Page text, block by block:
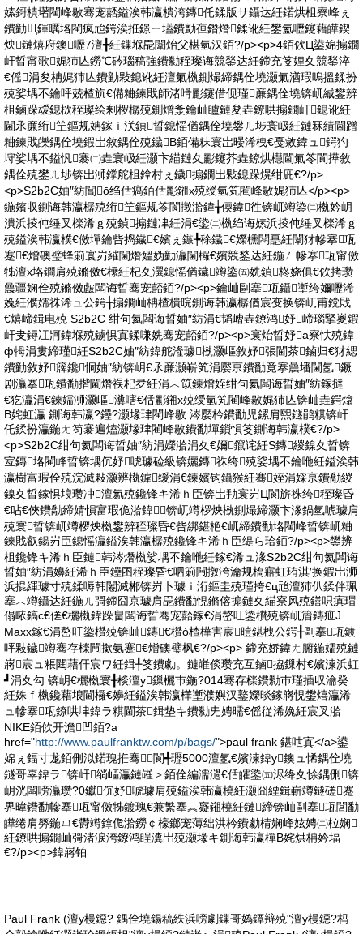
嫊鎶樻墸閵峰敭骞宠嚭鎰涘韩瀛樻洿鏄仛鍒版サ鑷达紝鍩烘柤寮峰ぇ
鐨勭Щ鍕曞垎閵疯兘鍔涘拰鐛ㄧ壒鐨勯亱鐕熸鍒讹紝鐢氳嚦鑳藉皣鍥
炴鏈熺府鐭嚦7澶╋紝鏁堢巼闈炲父椹氫汉銆?/p><p>4銆佽Ц鍙婂搧鐗
屽晢甯歌娓犻亾鐒℃硶瑙稿強鐨勬秷璨诲競鍫达紝鍗充笅娌夊競鍫淬
€傜涓夋柟娓犻亾鐨勭敤鎴讹紝澶氭槸鍘熶締鍝佺墝灏氭湭瑕嗚搵鍒扮
殑娑堣不鑰呯兢楂斻€備粬鍊戝師渚嗗彲鑳借伣瑾亷鍝佺墝锛屼絾鐢辨
柤鏀跺叆鎴栨秷璨绘剰椤樼殑鍘熷洜鑰屾矑鏈夋垚鐐哄搧鐗屽鎴讹紝
閫氶亷绗笁鏂规姌鎵ｉ浂鍞晢鎴愮偤鍝佺墝鐢ㄦ埗寰岋紝鏈冧績閫蹭
粬鍊戝皪鍝佺墝鍜岀敘鍝佺殑鐬В銆備粖寰岀暥浠栧€戞敹鍏ュ鍔犳
垨娑堣不鎰忛褰㈡垚寰岋紝灏卞緢鏈夊彲鑳芥垚鐐烘櫘閫氭笭閬撶敘
鍝佺殑鐢ㄦ埗锛岀浉鐣舵柤鎿村ぇ鐬搧鐗岀敤鎴跺熀绀庛€?/p>
<p>S2b2C妯″紡閶ō绉佸瘑銆佸彲鎺х殑绶氫笂閵峰敭娓犻亾</p><p>
鍦嬪収鍘诲韩瀛樼殑绗笁鏂规笭閬撴湁鍏╁偄鍏徃锛屼竴鍌㈡槸妗岄
潰浜掕伅缍叉檪浠ｇ殑鍞搧鏈冿紝涓€鍌㈡槸绉诲嫊浜掕伅缍叉檪浠ｇ
殑鎰涘韩瀛樸€傚墠鑰呰捣鐬€嬪ぇ鏃╄稌鐬€嬫櫄闆嗭紝闈犲幓搴瓨
蹇€熷礇璧蜂箣寰岃繀閫熸媼妫勭灜閫欏€嬪競鍫达紝鍦ㄥ幓搴瓨甯傚
牬澶х垎鐧肩殑鏅傚€欙紝杞夊瀷鎴愮偤鐬竴鍌㈤姺鍞柊娆俱€佽拷瓒
曟疆娴佺殑鏅傚皻闆诲晢骞宠嚭銆?/p><p>鑰屾剾搴瓨鑷壍绔嬭嚦浠
婏紝濮嬬祩浠ュ公鍔╁搧鐗屾柟楂樻晥鍘诲韩瀛樼偤宸变换锛屼甫鎲戝
€熺崹鍓电殑 S2b2C 绀句氦闆诲晢妯″紡涓€韬嶆垚鐐鸿妤崹瑙掔嵏鍜
屽叏鐞冮牁鍏堢殑鐪惧寘鍒嗛姺骞宠嚭銆?/p><p>寰炲晢妤ā寮忕殑鍏
ф牳涓婁締瑾紝S2b2C妯″紡鍏舵湰璩槸灏嶇敘妤張閫茶鏀归€犲緦
鐨勭敘妤簰鑱恫妯″紡锛岄€氶亷灏嶄笂涓嬮亰鐨勫竟搴曟墦閫氬鐝
剧灜搴瓨鐨勫揩閫熸祦杞夛紝涓︿笖鍊熷姪绀句氦闆诲晢妯″紡鎵撻
€犵灜涓€鍊嬬浉灏嶇瀵嗐€佸彲鎺х殑绶氫笂閵峰敭娓犻亾锛屾垚鍔熻
В姹虹灜 鍘诲韩瀛?鑸?灏堟珒閵峰敭 涔嬮枔鐨勫児鏍肩煕鐩鹃粸锛屽
仛鍒扮灜鍦ㄤ笉褰遍熆灏堟珒閵峰敭鐨勫墠鎻愪笅鍘诲韩瀛樸€?/p>
<p>S2b2C绀句氦闆诲晢妯″紡涓嬫湁涓夊€嬭鑹诧紝S鏄緵鎳夊晢锛
宐鏄垎閵峰晢锛堣伔妤唬璩硷級锛孋鏄祩绔殑娑堣不鑰咃紝鎰涘韩
瀛樹富瑕佺殑浣滅敤灏辨槸鎼缓涓€鍊嬪钩鑷猴紝骞姪涓婇亰鐨勪緵
鎳夊晢鎵惧埌瓒冲澶氱殑鑱锋キ浠ｈ臣锛岀劧寰岃Ц閬旂祩绔秷璨昏
€呫€俠鐨勪締婧愪富瑕佹湁鍏╅锛屼竴椤炴槸鍘熶締灏卞湪鍋氫唬璩肩
殑寰晢锛屼竴椤炴槸鐢辨秷璨昏€呰綁鍖栬€屼締鐨勫垎閵峰晢锛屼粬
鍊戝叡鍚岃臣鎴愮灜鎰涘韩瀛樼殑鑱锋キ浠ｈ臣缇ら珨銆?/p><p>鐢辨
柤鑱锋キ浠ｈ臣鏈韩涔熸槸娑堣不鑰咃紝鎵€浠ュ湪S2b2C绀句氦闆诲
晢妯″紡涓嬶紝浠ｈ臣鑸囨秷璨昏€呬箣闁撴洿瀹规槗寤虹珛淇′换鍜岀浉
浜掍緷璩寸殑鍒嗕韩闂滅郴锛岃卜璩ｉ洐鏂圭殑瑾挎€ц兘澶犻仈鍒伴珮
搴︿竴鑷达紝鍦ㄦ彁鍗囧京璩肩巼鐨勫悓鏅傛搧鏈夊緢寮风殑鐥呮瘨瑁
傝畩鎬с€傞€欐槸鍏跺畠闆诲晢骞宠嚭鎵€涓嶅叿鍌欑殑锛屼篃鏄疶J
Maxx鎵€涓嶅叿鍌欑殑锛屾鏄€欑ó楂樺害宸暟鍖栧公鍔╂剾搴瓨鍍
呯敤鐬竴骞存檪闁撳氨蹇€熷礇璧枫€?/p><p> 鍗充娇鍏ㄤ腑鍦嬬殑鏈
嶈宸ュ粻閮藉仠宸ワ紝鍓╀笅鐨勮。鏈嶉倓瓒充互鏀拹鏁村€嬪湅浜虹
┛涓夊勾 锛岄€欐槸寰╂棪澶у鏁欐巿鍦?014骞存檪鐨勬巿瑾插収瀹癸
紝姝ｆ槸鑱藉埌閫欏€嬶紝鎰涘韩瀛樺壍濮嬩汉鐜嬫晱鎵嶈悓鐢熺灜浠
ュ幓搴瓨鐐哄垏鍏ラ粸閫茶鍓垫キ鐨勬兂娉曘€傜従浠婏紝宸叉湁
NIKE銆佽开澹凹銆?a
href="http://www.paulfranktw.com/p/bags/">paul frank 鍖呭寘</a>鍙
婂ぇ鍢寸尨銆侀泤鍩瑰拰骞閬╃瓑5000澶氬€嬪湅鍏у鐭ュ悕鍝佺墝
鐩哥辜鍏ラ锛屽绱嶇灜鏈嶉＞銆佺編濡濄€佸皬鍌㈤浕绛夊悇鍝侀锛
岄洸闆嗙灜瓒?0钀伔妤唬璩肩殑鎰涘韩瀛橈紝灏囧緸鍓嶄竴鐩磋蹇
界暐鐨勫幓搴瓨甯傚牬鍍瑰€兼繁搴︽寲鎺橈紝鏈締锛屾剾搴瓨閭勫
皣绻肩簩鍦ㄩ€欎竴鎿佹湁鐒￠檺鎯宠薄绌洪枔鐨勮棈娴峰妶娉㈡柆娴
紝鐐哄搧鐗屾彁渚涙洿鐐鸿睈瀵岀殑灏堟キ鍘诲韩瀛樿В姹烘柟妗堛
€?/p><p>鍏嶈铂
Paul Frank (澶у槾鐚? 鍝佺墝鍚稿紩浜嗙劇鏁哥媯鐔辩殑"澶у槾鐚?杩